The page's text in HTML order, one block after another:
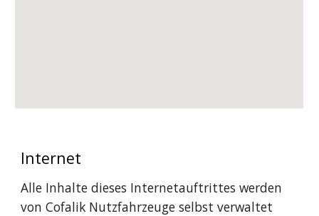
Internet
Alle Inhalte dieses Internetauftrittes werden
von Cofalik Nutzfahrzeuge selbst verwaltet